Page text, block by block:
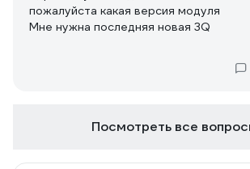
пожалуйста какая версия модуля
Мне нужна последняя новая 3Q
Посмотреть все